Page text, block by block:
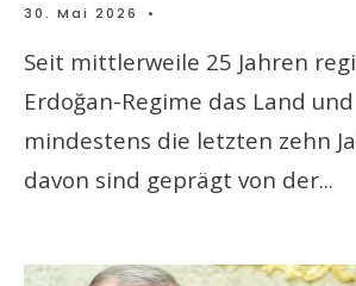
30. Mai 2026 •
Seit mittlerweile 25 Jahren
Erdoğan-Regime das Land und
mindestens die letzten zehn
davon sind geprägt von der...